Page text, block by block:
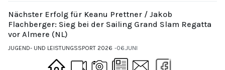
Nächster Erfolg für Keanu Prettner / Jakob
Flachberger: Sieg bei der Sailing Grand Slam Regatta
vor Almere (NL)
JUGEND- UND LEISTUNGSSPORT 2026 06.JUNI